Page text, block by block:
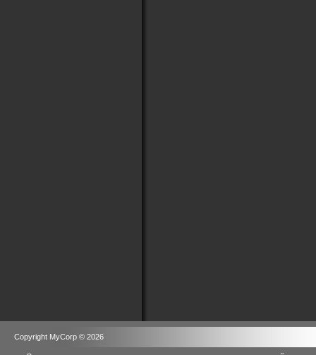
Copyright MyCorp © 2026